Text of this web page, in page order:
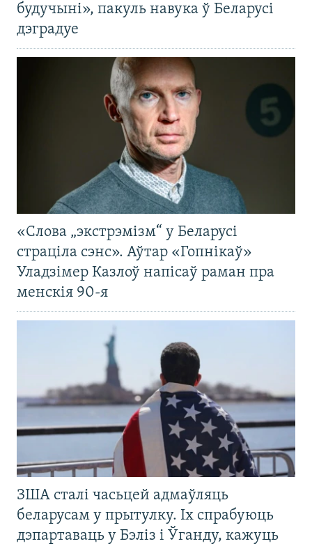
будучыні», пакуль навука ў Беларусі
дэградуе
«Слова „экстрэмізм“ у Беларусі
страціла сэнс». Аўтар «Гопнікаў»
Уладзімер Казлоў напісаў раман пра
менскія 90-я
ЗША сталі часьцей адмаўляць
беларусам у прытулку. Іх спрабуюць
дэпартаваць у Бэліз і Ўганду, кажуць